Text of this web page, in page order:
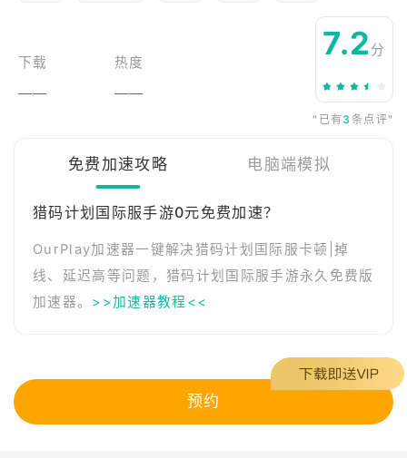
下载
——
热度
——
7.2 分
"已有3 条点评"
免费加速攻略 电脑端模拟
猎码计划国际服手游0元免费加速？
OurPlay加速器一键解决猎码计划国际服卡顿|掉
线、延迟高等问题，猎码计划国际服手游永久免费版
加速器。 >>加速器教程<<
预约